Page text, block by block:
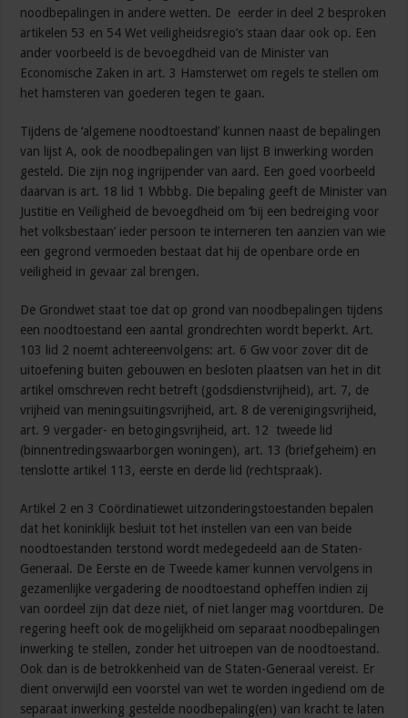
noodbepalingen in andere wetten. De eerder in deel 2 besproken
artikelen 53 en 54 Wet veiligheidsregio’s staan daar ook op. Een
ander voorbeeld is de bevoegdheid van de Minister van
Economische Zaken in art. 3 Hamsterwet om regels te stellen om
het hamsteren van goederen tegen te gaan.
Tijdens de ‘algemene noodtoestand’ kunnen naast de bepalingen
van lijst A, ook de noodbepalingen van lijst B inwerking worden
gesteld. Die zijn nog ingrijpender van aard. Een goed voorbeeld
daarvan is art. 18 lid 1 Wbbbg. Die bepaling geeft de Minister van
Justitie en Veiligheid de bevoegdheid om ‘bij een bedreiging voor
het volksbestaan’ ieder persoon te interneren ten aanzien van wie
een gegrond vermoeden bestaat dat hij de openbare orde en
veiligheid in gevaar zal brengen.
De Grondwet staat toe dat op grond van noodbepalingen tijdens
een noodtoestand een aantal grondrechten wordt beperkt. Art.
103 lid 2 noemt achtereenvolgens: art. 6 Gw voor zover dit de
uitoefening buiten gebouwen en besloten plaatsen van het in dit
artikel omschreven recht betreft (godsdienstvrijheid), art. 7, de
vrijheid van meningsuitingsvrijheid, art. 8 de verenigingsvrijheid,
art. 9 vergader- en betogingsvrijheid, art. 12 tweede lid
(binnentredingswaarborgen woningen), art. 13 (briefgeheim) en
tenslotte artikel 113, eerste en derde lid (rechtspraak).
Artikel 2 en 3 Coördinatiewet uitzonderingstoestanden bepalen
dat het koninklijk besluit tot het instellen van een van beide
noodtoestanden terstond wordt medegedeeld aan de Staten-
Generaal. De Eerste en de Tweede kamer kunnen vervolgens in
gezamenlijke vergadering de noodtoestand opheffen indien zij
van oordeel zijn dat deze niet, of niet langer mag voortduren. De
regering heeft ook de mogelijkheid om separaat noodbepalingen
inwerking te stellen, zonder het uitroepen van de noodtoestand.
Ook dan is de betrokkenheid van de Staten-Generaal vereist. Er
dient onverwijld een voorstel van wet te worden ingediend om de
separaat inwerking gestelde noodbepaling(en) van kracht te laten